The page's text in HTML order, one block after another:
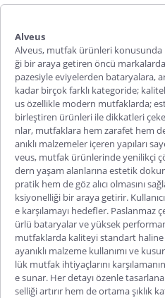
Alveus
Alveus, mutfak ürünleri konusunda
ği bir araya getiren öncü
pazesiyle eviyelerden bataryalara,
kadar birçok farklı kategoride;
usözellikle modern mutfaklarda;
birleştiren ürünleri ile dikkatleri
nlar, mutfaklara hem zarafet hem
anıklı malzemeler içeren yapıları
veus, mutfak ürünlerinde yenilikçi
dern yaşam alanlarına estetik
pratik hem de göz alıcı olmasını
ksiyonelliği bir araya getirir.
e karşılamayı hedefler.
ürlü bataryalar ve yüksek
mutfaklarda kaliteyi standart
ayanıklı malzeme kullanımı ve
lük mutfak ihtiyaçlarını
e sunar. Her detayı özenle
selliği artırır hem de ortama şıklık